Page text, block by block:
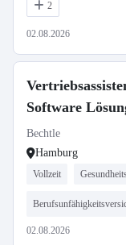
2
02.08.2026
Software
Bechtle
Hamburg
Vollzeit
02.08.2026